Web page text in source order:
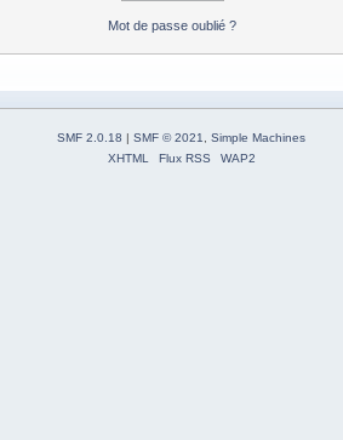
Mot de passe oublié ?
SMF 2.0.18 | SMF © 2021
Simple Machines
XHTML
Flux RSS WAP2